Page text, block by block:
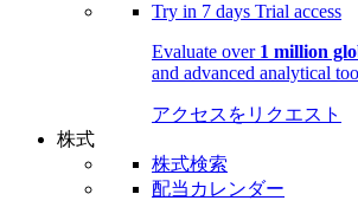
Try in 7 days Trial access
Evaluate over 1 million
and advanced analytical
アクセスをリクエスト
株式
株式検索
配当カレンダー